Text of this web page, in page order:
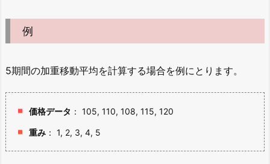
例
5期間の加重移動平均を計算する場合を例にとります。
価格データ ： 105, 110, 108, 115, 120
重み： 1, 2, 3, 4, 5